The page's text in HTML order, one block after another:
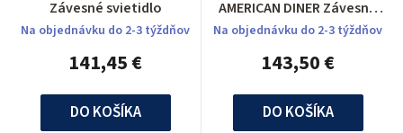
Závesné svietidlo
Na objednávku do 2-3 týždňov
141,45 €
DO KOŠÍKA
AMERICAN DINER Závesné
svietidlo
Na objednávku do 2-3 týždňov
143,50 €
DO KOŠÍKA